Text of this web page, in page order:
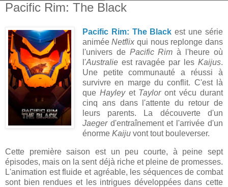
Pacific Rim: The Black
Pacific Rim: The Black est une série
animéeNetflixqui nous replonge dans
l'univers de Pacific Rim à l'heure où
l'Australieest ravagée par les Kaijus.
Une petite communauté a réussi à
survivre en marge du conflit. C'est là
que Hayley et Tayloront vécu durant
cinq ans dans l'attente du retour de
leurs parents. La découverte d'un
Jaeger d'entraînement et l'arrivée d'un
énorme Kaijuvont tout bouleverser.
Cette première saison est un peu courte, à peine sept
épisodes, mais on la sent déjà riche et pleine de promesses.
L'animation est fluide et agréable, les séquences de combat
sont bien rendues et les intrigues développées dans cette